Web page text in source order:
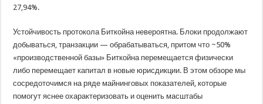
27,94%.
Устойчивость протокола Биткойна невероятна. Блоки продолжают
добываться, транзакции — обрабатываться, притом что ~50%
«производственной базы» Биткойна перемещается физически
либо перемещает капитал в новые юрисдикции. В этом обзоре мы
сосредоточимся на ряде майнинговых показателей, которые
помогут яснее охарактеризовать и оценить масштабы